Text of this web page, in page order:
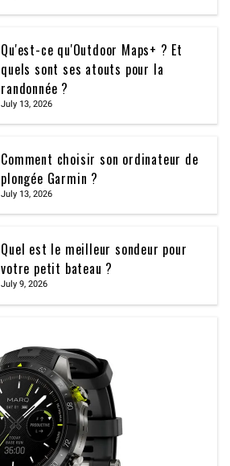
Qu'est-ce qu'Outdoor Maps+ ? Et
quels sont ses atouts pour la
randonnée ?
July 13, 2026
Comment choisir son ordinateur de
plongée Garmin ?
July 13, 2026
Quel est le meilleur sondeur pour
votre petit bateau ?
July 9, 2026